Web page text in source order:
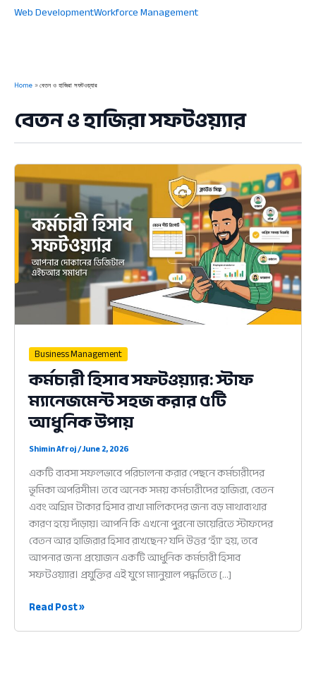
Web DevelopmentWorkforce Management
Home বেতন ও হাজিরা সফটওয়্যার
বেতন ও হাজিরা সফটওয়্যার
Business Management
কর্মচারী হিসাব সফটওয়্যার: স্টাফ
ম্যানেজমেন্ট সহজ করার ৫টি
আধুনিক উপায়
Shimin Afroj/June 2, 2026
একটি ব্যবসা সফলভাবে পরিচালনা করার পেছনে কর্মচারীদের
ভূমিকা অপরিসীম। তবে অনেক সময় কর্মচারীদের হাজিরা, বেতন
এবং অগ্রিম টাকার হিসাব রাখা মালিকদের জন্য বড় মাথাব্যথার
কারণ হয়ে দাঁড়ায়। আপনি কি এখনো পুরনো ডায়েরিতে স্টাফদের
বেতন আর হাজিরার হিসাব রাখছেন? যদি উত্তর ‘হ্যাঁ’ হয়, তবে
আপনার জন্য প্রয়োজন একটি আধুনিক কর্মচারী হিসাব
সফটওয়্যার। প্রযুক্তির এই যুগে ম্যানুয়াল পদ্ধতিতে […]
কর্মচারী
Read Post »